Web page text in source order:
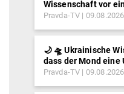
Wissenschaft vor
Pravda-TV 09.08.2026
🌙 🛸 Ukrainische
dass der Mond eine
Pravda-TV 09.08.2026